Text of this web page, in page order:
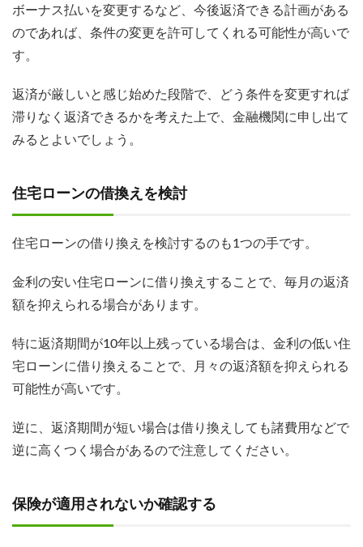
ボーナス払いを変更するなど、今後返済できる計画がある
のであれば、条件の変更を許可してくれる可能性が高いで
す。
返済が厳しいと感じ始めた段階で、どう条件を変更すれば
滞りなく返済できるかを考えた上で、金融機関に申し出て
みるとよいでしょう。
住宅ローンの借換えを検討
住宅ローンの借り換えを検討するのも1つの手です。
金利の安い住宅ローンに借り換えすることで、毎月の返済
額を抑えられる場合があります。
特に返済期間が10年以上残っている場合は、金利の低い住
宅ローンに借り換えることで、月々の返済額を抑えられる
可能性が高いです。
逆に、返済期間が短い場合は借り換えしても諸費用などで
逆に高くつく場合があるので注意してください。
保険が適用されないか確認する